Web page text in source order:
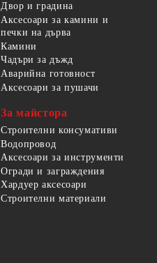
Двор и градина
Аксесоари за камини и
печки на дърва
Камини
Чадъри за дъжд
Аварийна готовност
Аксесоари за пушачи
За майстора
Строителни консумативи
Водопровод
Аксесоари за инструменти
Огради и заграждения
Хардуер аксесоари
Строителни материали